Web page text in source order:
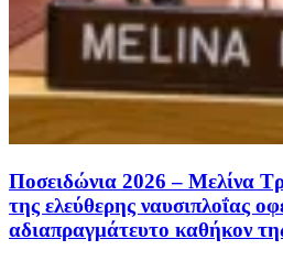
Ποσειδώνια 2026 – Μελίνα
της ελεύθερης ναυσιπλοΐας
αδιαπραγμάτευτο καθήκον